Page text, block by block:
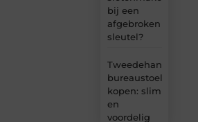
bij een
afgebroken
sleutel?
Tweedehands
bureaustoel
kopen: slim
en
voordelig